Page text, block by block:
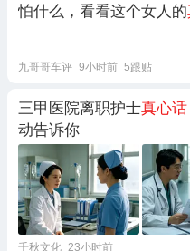
怕什么，看看这个女人的
九哥哥车评 9小时前 5跟贴
三甲医院离职护士真心话
动告诉你
千秋文化 23小时前